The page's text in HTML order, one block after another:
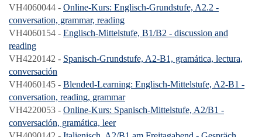
VH4060044 - Online-Kurs: Englisch-Grundstufe, A2.2 -
conversation, grammar, reading
VH4060154 - Englisch-Mittelstufe, B1/B2 - discussion and
reading
VH4220142 - Spanisch-Grundstufe, A2-B1, gramática, lectura,
conversación
VH4060145 - Blended-Learning: Englisch-Mittelstufe, A2-B1 -
conversation, reading, grammar
VH4220053 - Online-Kurs: Spanisch-Mittelstufe, A2/B1 -
conversación, gramática, leer